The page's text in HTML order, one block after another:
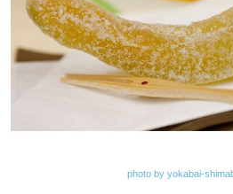
photo by yokabai-